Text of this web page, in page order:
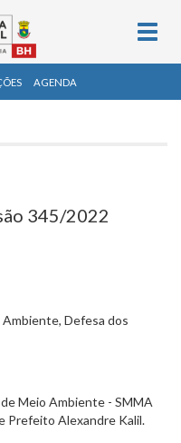
AGENDA
345/2022
Defesa dos
Meio Ambiente - SMMA
Prefeito Alexandre Kalil.